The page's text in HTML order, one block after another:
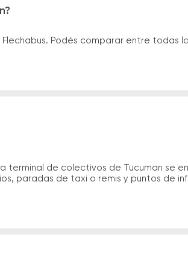
Podés comparar entre todas
terminal de colectivos de Tucuman se
paradas de taxi o remis y puntos de